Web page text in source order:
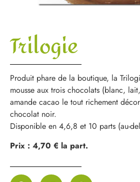
Trilogie
Produit phare de la boutique, la
mousse aux trois chocolats (blanc,
amande cacao le tout richement
chocolat noir.
Disponible en 4,6,8 et 10 parts (au-
Prix : 4,70 € la part.